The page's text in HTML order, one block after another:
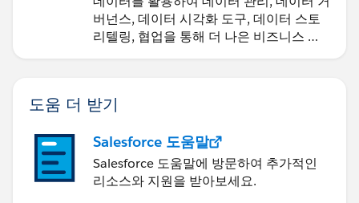
버넌스, 데이터 시각화 도구, 데이터 스토
리텔링, 협업을 통해 더 나은 비즈니스 성
과를 달성하세요.
도움 더 받기
Salesforce 도움말
Salesforce 도움말에 방문하여 추가적인
리소스와 지원을 받아보세요.